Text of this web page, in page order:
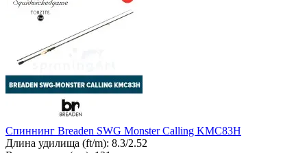
Спиннинг Breaden SWG Monster Calling KMC83H
Длина удилища (ft/m): 8.3/2.52